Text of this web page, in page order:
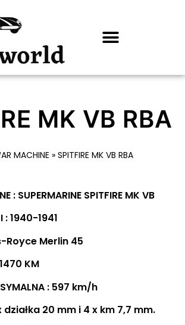
MK VB RBA
MACHINE » SPITFIRE MK VB RBA
: SUPERMARINE SPITFIRE MK VB
: 1940-1941
Royce Merlin 45
KM
: 597 km/h
x działka 20 mm i 4 x km 7,7 mm.